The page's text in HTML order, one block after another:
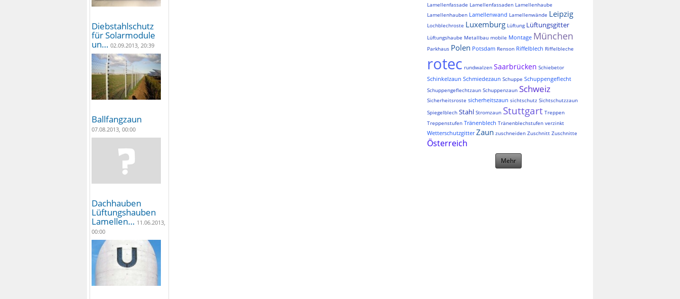
Diebstahlschutz
für Solarmodule
un… 02.09.2013, 20:39
Ballfangzaun
07.08.2013, 00:00
Dachhauben
Lüftungshauben
Lamellen… 11.06.2013,
00:00
Lamellenfassade Lamellenfassaden Lamellenhaube
Lamellenhauben Lamellenwand Lamellenwände Leipzig
Lochblechroste Luxemburg Lüftung Lüftungsgitter
Lüftungshaube Metallbau mobile Montage München
Parkhaus Polen Potsdam Renson Riffelblech Riffelbleche
rotec rundwalzen Saarbrücken Schiebetor
Schinkelzaun Schmiedezaun Schuppe Schuppengeflecht
Schuppengeflechtzaun Schuppenzaun Schweiz
Sicherheitsroste sicherheitszaun sichtschutz Sichtschutzzaun
Spiegelblech Stahl Stromzaun Stuttgart Treppen
Treppenstufen Tränenblech Tränenblechstufen verzinkt
Wetterschutzgitter Zaun zuschneiden Zuschnitt Zuschnitte
Österreich
Mehr